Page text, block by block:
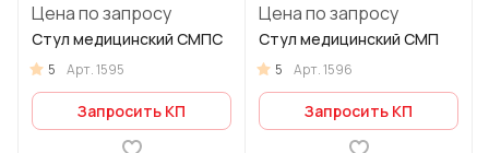
Цена по запросу
Стул медицинский СМПС
5 Арт.1595
Запросить КП
Цена по запросу
Стул медицинский СМП
5 Арт.1596
Запросить КП